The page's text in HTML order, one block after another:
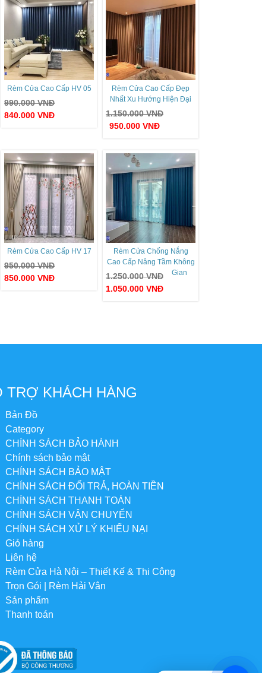
Rèm Cửa Cao Cấp HV 05
990.000VNĐ
840.000 VNĐ
Rèm Cửa Cao Cấp Đẹp
Nhất Xu Hướng Hiện Đại
1.150.000VNĐ
950.000 VNĐ
Rèm Cửa Cao Cấp HV 17
950.000VNĐ
850.000 VNĐ
Rèm Cửa Chống Nắng
Cao Cấp Nâng Tầm Không
Gian
1.250.000VNĐ
1.050.000 VNĐ
TRỢ KHÁCH HÀNG
Bản Đồ
Category
CHÍNH SÁCH BẢO HÀNH
Chính sách bảo mật
CHÍNH SÁCH BẢO MẬT
CHÍNH SÁCH ĐỔI TRẢ, HOÀN TIỀN
CHÍNH SÁCH THANH TOÁN
CHÍNH SÁCH VẬN CHUYỂN
CHÍNH SÁCH XỬ LÝ KHIẾU NẠI
Giỏ hàng
Liên hệ
Rèm Cửa Hà Nội – Thiết Kế & Thi Công
Trọn Gói | Rèm Hải Vân
Sản phẩm
Thanh toán